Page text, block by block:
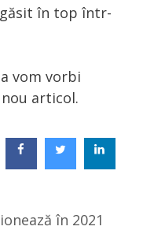
în top într-
vom vorbi
articol.
în 2021